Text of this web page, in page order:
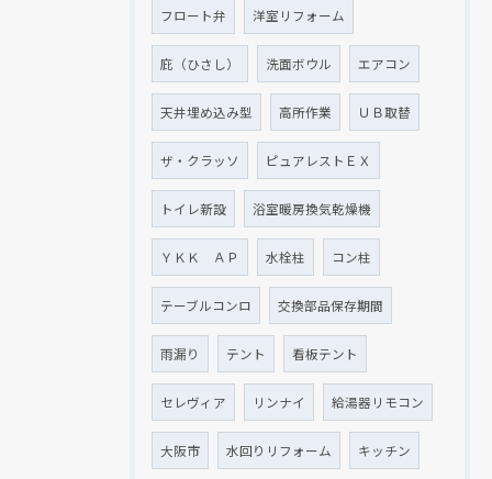
フロート弁 洋室リフォーム
庇（ひさし） 洗面ボウル エアコン
天井埋め込み型 高所作業 ＵＢ取替
ザ・クラッソ ピュアレストＥＸ
トイレ新設 浴室暖房換気乾燥機
ＹＫＫ ＡＰ 水栓柱 コン柱
テーブルコンロ 交換部品保存期間
雨漏り テント 看板テント
セレヴィア リンナイ 給湯器リモコン
大阪市 水回りリフォーム キッチン